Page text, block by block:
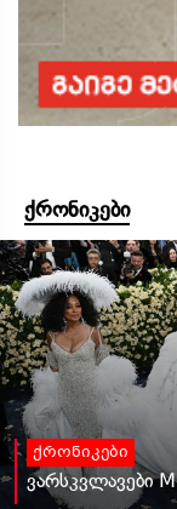
ქრონიკები
ქრონიკები
ვარსკვლავები